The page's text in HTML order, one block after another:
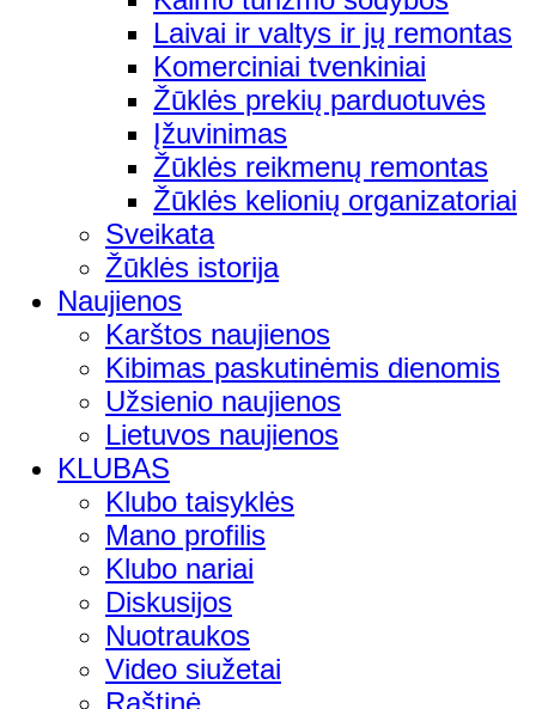
Laivai ir valtys ir jų remontas
Komerciniai tvenkiniai
Žūklės prekių parduotuvės
Įžuvinimas
Žūklės reikmenų remontas
Žūklės kelionių organizatoriai
Sveikata
Žūklės istorija
Naujienos
Karštos naujienos
Kibimas paskutinėmis dienomis
Užsienio naujienos
Lietuvos naujienos
KLUBAS
Klubo taisyklės
Mano profilis
Klubo nariai
Diskusijos
Nuotraukos
Video siužetai
Raštinė